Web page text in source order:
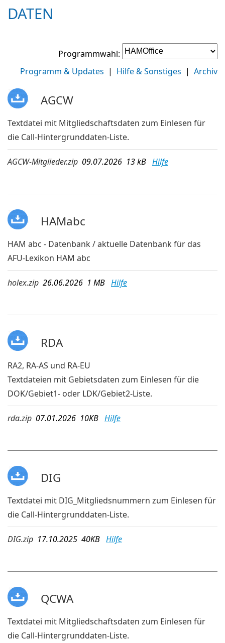
DATEN
Programmwahl:
Programm & Updates | Hilfe & Sonstiges | Archiv
AGCW
Textdatei mit Mitgliedschaftsdaten zum Einlesen für
die Call-Hintergrunddaten-Liste.
AGCW-Mitglieder.zip 09.07.2026 13 kB Hilfe
HAMabc
HAM abc - Datenbank / aktuelle Datenbank für das
AFU-Lexikon HAM abc
holex.zip 26.06.2026 1 MB Hilfe
RDA
RA2, RA-AS und RA-EU
Textdateien mit Gebietsdaten zum Einlesen für die
DOK/Gebiet1- oder LDK/Gebiet2-Liste.
rda.zip 07.01.2026 10KB Hilfe
DIG
Textdatei mit DIG_Mitgliedsnummern zum Einlesen für
die Call-Hintergrunddaten-Liste.
DIG.zip 17.10.2025 40KB Hilfe
QCWA
Textdatei mit Mitgliedschaftsdaten zum Einlesen für
die Call-Hintergrunddaten-Liste.